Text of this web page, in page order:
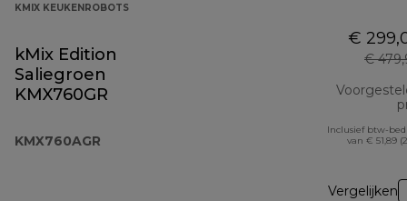
KMIX KEUKENROBOTS
kMix Edition
Saliegroen
KMX760GR
KMX760AGR
€
€
Inclusief btw-
van € 51,89
Vergelijken